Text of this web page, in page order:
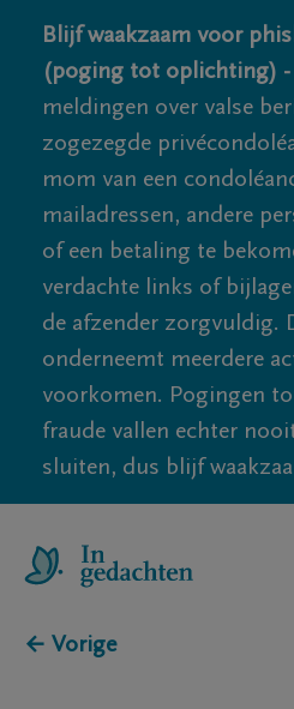
Blijf waakzaam voor
(poging tot oplichting) -
meldingen over valse
zogezegde
mom van een
mailadressen, andere
of een betaling te
verdachte links of
de afzender zorgvuldig.
onderneemt meerdere
voorkomen. Pogingen
fraude vallen echter
sluiten, dus blijf
← Vorige